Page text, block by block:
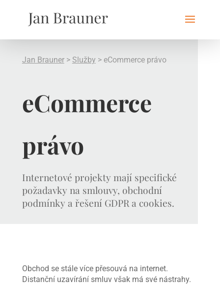
Jan Brauner> Služby > eCommerce právo
eCommerce
právo
Internetové projekty mají specifické
požadavky na smlouvy, obchodní
podmínky a řešení GDPR a cookies.
Obchod se stále více přesouvá na internet.
Distanční uzavírání smluv však má své nástrahy.